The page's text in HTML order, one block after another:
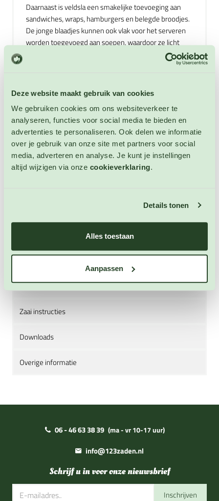
Deze website maakt gebruik van cookies
We gebruiken cookies om ons websiteverkeer te
analyseren, functies voor social media te bieden en
advertenties te personaliseren. Ook delen we informatie
over je gebruik van onze site met partners voor social
media, adverteren en analyse. Je kunt je instellingen
altijd wijzigen via onze cookieverklaring.
Details tonen
Alles toestaan
Aanpassen
Daarnaast is veldsla een smakelijke toevoeging aan
sandwiches, wraps, hamburgers en belegde broodjes.
De jonge blaadjes kunnen ook vlak voor het serveren
worden toegevoegd aan soepen, waardoor ze licht
slinken en hun frisse smaak behouden. In stamppotten
rookworst of paddenstoelen. De bladeren kunnen
bovendien kort worden gestoofd of meegebakken als
bladgroente. Verwarm ze slechts enkele minuten om
de malse structuur en de voedingsstoffen zoveel
mogelijk te behouden. Veldsla past goed in pasta's,
risotto's, quiches, hartige taarten en omeletten en kan,
net als spinazie, worden verwerkt in een romige saus
of een groene pesto. Dankzij het hoge gehalte aan
alleen een smaakvolle, maar ook een bijzonder
tegen kou en matige vorst. Winterharde eenjarige.
Hoogte: 10 - 20 cm.
Extra informatie
Zaai instructies
Downloads
Overige informatie
06 - 46 63 38 39 (ma - vr 10-17 uur)
info@123zaden.nl
Schrijf u in voor onze nieuwsbrief
Inschrijven